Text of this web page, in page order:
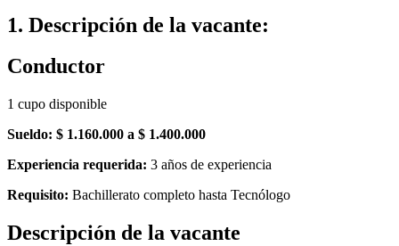
1. Descripción de la vacante:
Conductor
1 cupo disponible
Sueldo: $ 1.160.000 a $ 1.400.000
Experiencia requerida: 3 años de experiencia
Requisito: Bachillerato completo hasta Tecnólogo
Descripción de la vacante